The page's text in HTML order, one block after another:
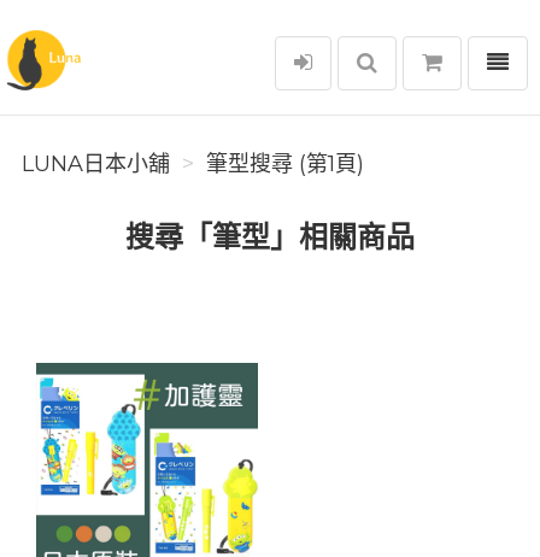
Luna日本小舖
選單
LUNA日本小舖 筆型搜尋 (第1頁)
搜尋「筆型」相關商品